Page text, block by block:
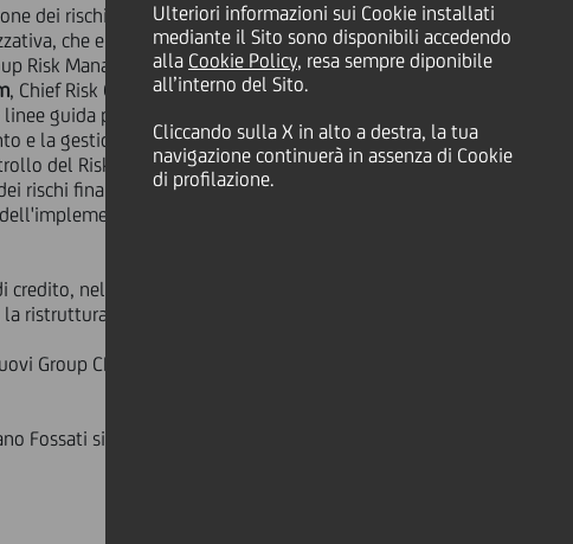
Ulteriori informazioni sui Cookie installati
mediante il Sito sono disponibili accedendo
alla Cookie Policy, resa sempre diponibile
all’interno del Sito.
Cliccando sulla X in alto a destra, la tua
navigazione continuerà in assenza di Cookie
di profilazione.
dei rischi, UniCredit separerà le
che entrerà in vigore dal 1°
Risk Management (GRM) e Group
, Chief Risk Officer del Gruppo (Group
guida per la gestione del rischio, i
e la gestione delle attività di
del Risk Appetite Framework
rischi finanziari, operativi e
guidando e
credito, nel rispetto delle strategie di
ristrutturazione e il recupero crediti.
Group CRO e CLO diventeranno
Fossati si dimetterà da CRO.